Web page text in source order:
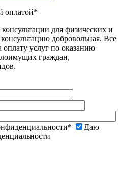
оплатой*
для физических и
добровольная. Все
оплату услуг по оказанию
граждан,
*
Даю